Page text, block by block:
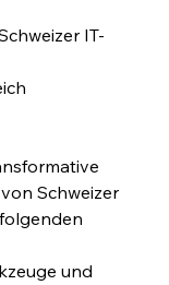
IT-
Schweizer
und